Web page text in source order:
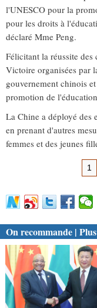
l'UNESCO pour la
pour les droits à
déclaré Mme Peng.
Félicitant la réussite
Victoire organisées par
gouvernement chinois
promotion de
La Chine a déployé des
en prenant d'autres
femmes et des jeunes
1
On recommande |